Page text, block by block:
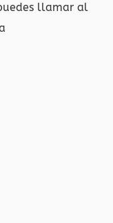
llamar al